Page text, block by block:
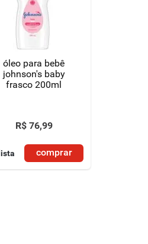
óleo para bebê
johnson's baby
frasco 200ml
R$ 76,99
lista comprar